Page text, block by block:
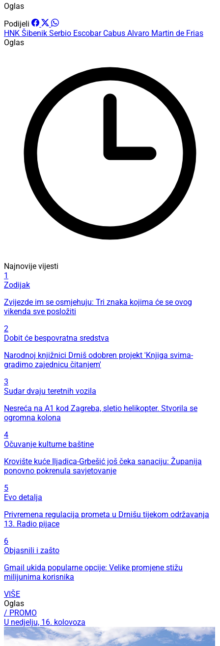
Oglas
Podijeli
HNK Šibenik Serbio Escobar Cabus Alvaro Martin de Frias
Oglas
Najnovije vijesti
1
Zodijak
Zvijezde im se osmjehuju: Tri znaka kojima će se ovog
vikenda sve posložiti
2
Dobit će bespovratna sredstva
Narodnoj knjižnici Drniš odobren projekt 'Knjiga svima-
gradimo zajednicu čitanjem'
3
Sudar dvaju teretnih vozila
Nesreća na A1 kod Zagreba, sletio helikopter. Stvorila se
ogromna kolona
4
Očuvanje kulturne baštine
Krovište kuće Iljadica-Grbešić još čeka sanaciju: Županija
ponovno pokrenula savjetovanje
5
Evo detalja
Privremena regulacija prometa u Drnišu tijekom održavanja
13. Radio pijace
6
Objasnili i zašto
Gmail ukida popularne opcije: Velike promjene stižu
milijunima korisnika
VIŠE
Oglas
/ PROMO
U nedjelju, 16. kolovoza